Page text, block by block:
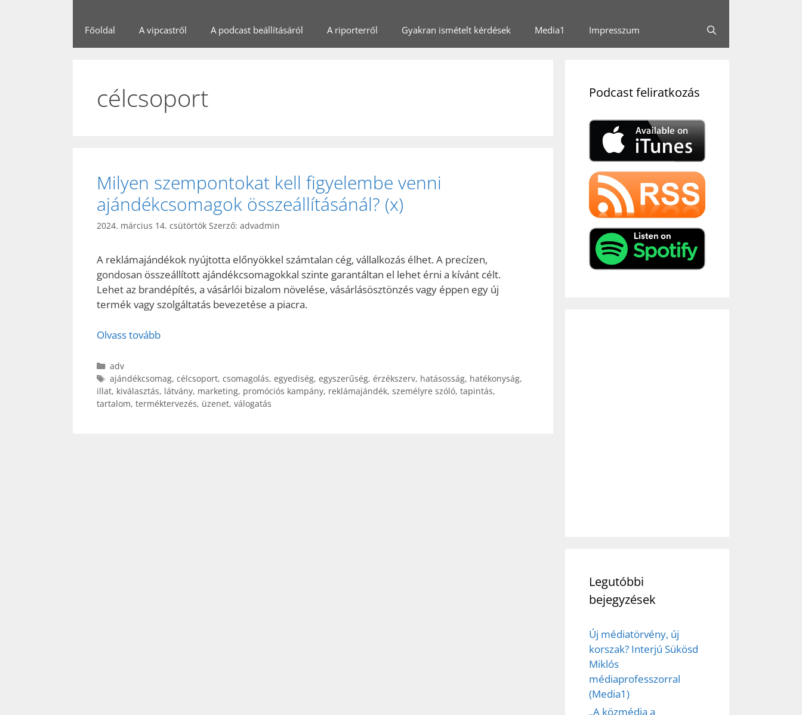
Főoldal A vipcastről A podcast beállításáról A riporterről Gyakran ismételt kérdések Media1 Impresszum
célcsoport
Milyen szempontokat kell figyelembe venni
ajándékcsomagok összeállításánál? (x)
2024. március 14. csütörtök Szerző: advadmin
A reklámajándékok nyújtotta előnyökkel számtalan cég, vállalkozás élhet. A precízen,
gondosan összeállított ajándékcsomagokkal szinte garantáltan el lehet érni a kívánt célt.
Lehet az brandépítés, a vásárlói bizalom növelése, vásárlásösztönzés vagy éppen egy új
termék vagy szolgáltatás bevezetése a piacra.
Olvass tovább
Kategória
adv
Címkék
ajándékcsomag, célcsoport, csomagolás, egyediség, egyszerűség, érzékszerv, hatásosság, hatékonyság,
illat, kiválasztás, látvány, marketing, promóciós kampány, reklámajándék, személyre szóló, tapintás,
tartalom, terméktervezés, üzenet, válogatás
Podcast feliratkozás
Legutóbbi
bejegyzések
Új médiatörvény, új
korszak? Interjú Sükösd
Miklós
médiaprofesszorral
(Media1)
„A közmédia a